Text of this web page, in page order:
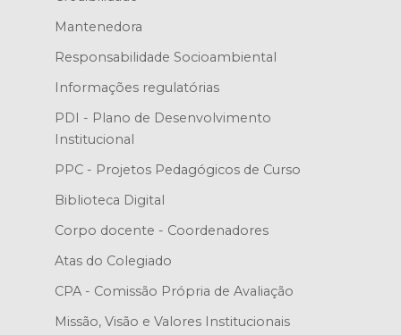
Mantenedora
Responsabilidade Socioambiental
Informações regulatórias
PDI - Plano de Desenvolvimento
Institucional
PPC - Projetos Pedagógicos de Curso
Biblioteca Digital
Corpo docente - Coordenadores
Atas do Colegiado
CPA - Comissão Própria de Avaliação
Missão, Visão e Valores Institucionais